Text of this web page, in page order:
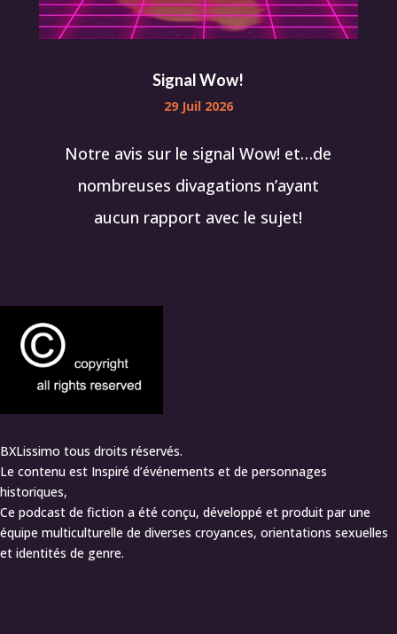
Signal Wow!
29 Juil 2026
Notre avis sur le signal Wow! et…de
nombreuses divagations n’ayant
aucun rapport avec le sujet!
BXLissimo tous droits réservés.
Le contenu est Inspiré d’événements et de personnages
historiques,
Ce podcast de fiction a été conçu, développé et produit par une
équipe multiculturelle de diverses croyances, orientations sexuelles
et identités de genre.